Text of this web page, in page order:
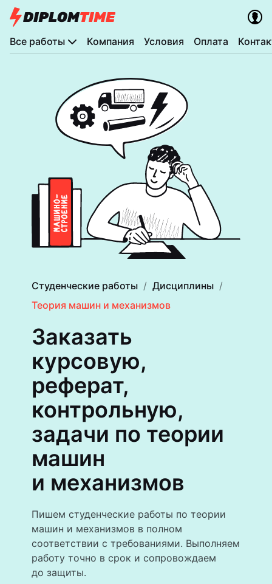
Все работы Компания Условия Оплата
Студенческие работы
Дисциплины
Теория машин и механизмов
Заказать
курсовую,
реферат,
контрольную,
задачи по теории
машин
и механизмов
Пишем студенческие работы по теории
машин и механизмов в полном
соответствии с требованиями. Выполняем
работу точно в срок и сопровождаем
до защиты.